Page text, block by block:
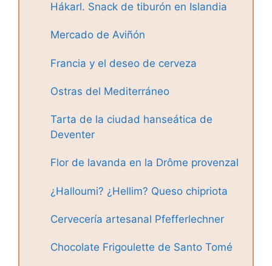
Hákarl. Snack de tiburón en Islandia
Mercado de Aviñón
Francia y el deseo de cerveza
Ostras del Mediterráneo
Tarta de la ciudad hanseática de
Deventer
Flor de lavanda en la Drôme provenzal
¿Halloumi? ¿Hellim? Queso chipriota
Cervecería artesanal Pfefferlechner
Chocolate Frigoulette de Santo Tomé